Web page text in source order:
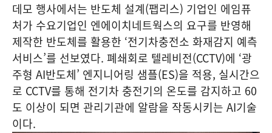
데모 행사에서는 반도체 설계(팹리스) 기업인 에임퓨
처가 수요기업인 엔에이치네트웍스의 요구를 반영해
제작한 반도체를 활용한 ‘전기차충전소 화재감지 예측
서비스’를 선보였다. 폐쇄회로 텔레비전(CCTV)에 ‘광
주형 AI반도체’ 엔지니어링 샘플(ES)을 적용, 실시간으
로 CCTV를 통해 전기차 충전기의 온도를 감지하고 60
도 이상이 되면 관리기관에 알람을 작동시키는 AI기술
이다.